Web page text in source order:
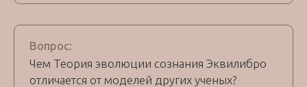
Вопрос:
Чем Теория эволюции сознания Эквилибро
отличается от моделей других ученых?